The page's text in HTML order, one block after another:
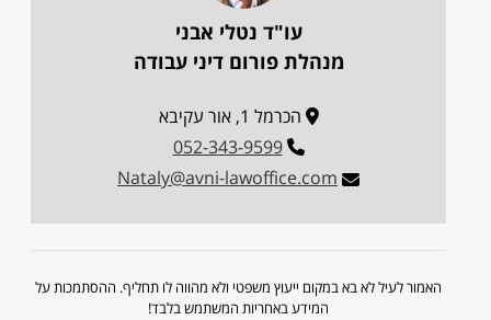
עו"ד נטלי אבני
מנהלת פורום דיני עבודה
הכרמל 1, אור עקיבא
052-343-9599
Nataly@avni-lawoffice.com
האמור לעיל לא בא במקום ייעוץ משפטי ולא מהווה לו תחליף. ההסתמכות על
המידע באחריות המשתמש בלבד!